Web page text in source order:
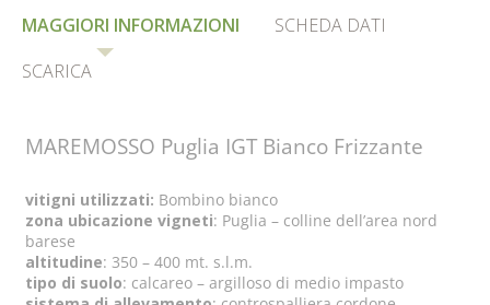
MAGGIORI INFORMAZIONI
SCHEDA DATI
SCARICA
MAREMOSSO Puglia IGT Bianco Frizzante
vitigni utilizzati: Bombino bianco
zona ubicazione vigneti: Puglia – colline dell’area nord
barese
altitudine: 350 – 400 mt. s.l.m.
tipo di suolo: calcareo – argilloso di medio impasto